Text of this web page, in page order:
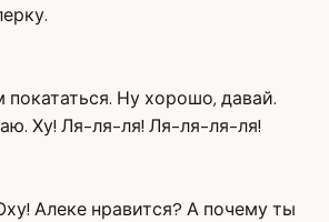
покататься. Ну хорошо, давай.
Ху! Ля-ля-ля! Ля-ля-ля-ля!
Алеке нравится? А почему ты